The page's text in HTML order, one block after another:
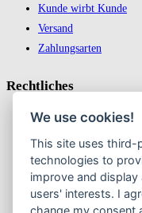
Kunde wirbt Kunde
Versand
Zahlungsarten
Recht­liches
Impressum
Datenschutz
AGB
Widerrufsbelehrung
We use cookies!
This site uses third-
technologies to
improve and
users' interests. I